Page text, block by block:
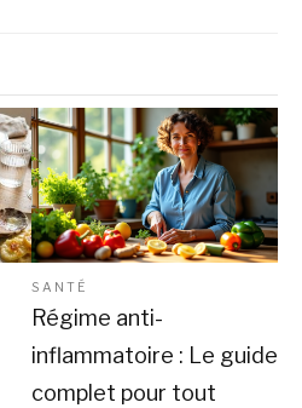
SANTÉ
Régime anti-
inflammatoire : Le guide
complet pour tout